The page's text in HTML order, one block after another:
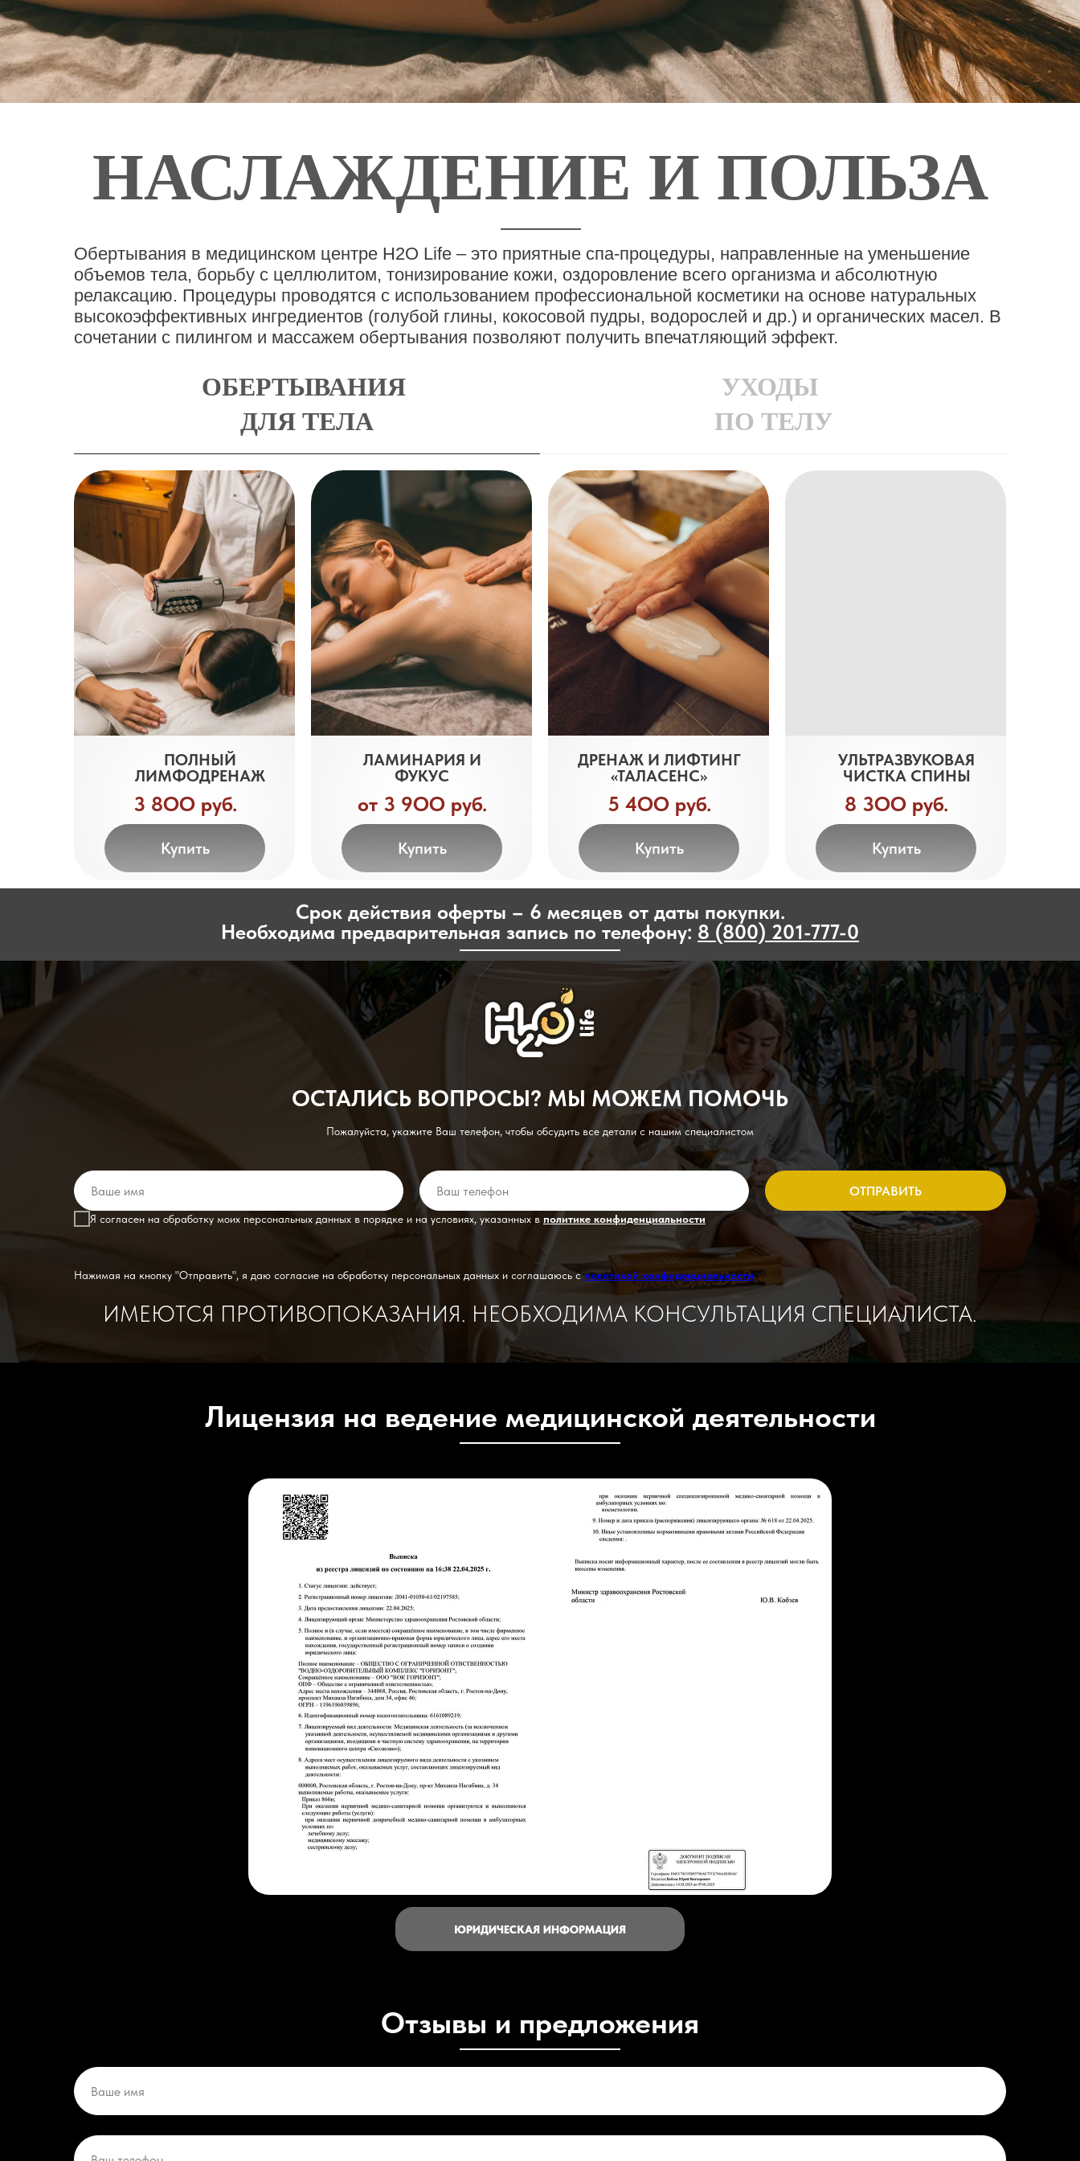
НАСЛАЖДЕНИЕ И ПОЛЬЗА
Обертывания в медицинском центре H2O Life – это приятные спа-процедуры, направленные на уменьшение
объемов тела, борьбу с целлюлитом, тонизирование кожи, оздоровление всего организма и абсолютную
релаксацию. Процедуры проводятся с использованием профессиональной косметики на основе натуральных
высокоэффективных ингредиентов (голубой глины, кокосовой пудры, водорослей и др.) и органических масел. В
сочетании с пилингом и массажем обертывания позволяют получить впечатляющий эффект.
ОБЕРТЫВАНИЯ
ДЛЯ ТЕЛА
УХОДЫ
ПО ТЕЛУ
ПОЛНЫЙ
ЛИМФОДРЕНАЖ
3 8ОО руб.
Купить
ЛАМИНАРИЯ И
ФУКУС
от 3 9ОО руб.
Купить
УЛЬТРАЗВУКОВАЯ
ЧИСТКА СПИНЫ
8 3ОО руб.
Купить
ДРЕНАЖ И ЛИФТИНГ
«ТАЛАСЕНС»
5 4ОО руб.
Купить
Срок действия оферты – 6 месяцев от даты покупки.
Необходима предварительная запись по телефону: 8 (800) 201-777-0
ИМЕЮТСЯ ПРОТИВОПОКАЗАНИЯ. НЕОБХОДИМА КОНСУЛЬТАЦИЯ СПЕЦИАЛИСТА.
Я согласен на обработку моих персональных данных в порядке и на условиях, указанных в политике конфиденциальности
ОТПРАВИТЬ
Пожалуйста, укажите Ваш телефон, чтобы обсудить все детали с нашим специалистом
ОСТАЛИСЬ ВОПРОСЫ? МЫ МОЖЕМ ПОМОЧЬ
Нажимая на кнопку "Отправить", я даю согласие на обработку персональных данных и соглашаюсь сполитикой конфиденциальности
Лицензия на ведение медицинской деятельности
ЮРИДИЧЕСКАЯ ИНФОРМАЦИЯ
Отзывы и предложения